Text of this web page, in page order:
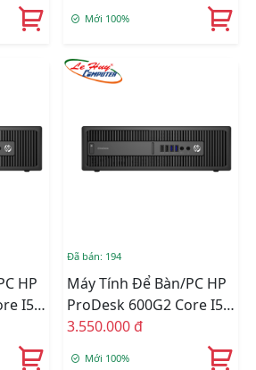
Intel H670/ 8GB/ 512GB
SSD/ Intel UHD Graphics
Mới 100%
HP
I5-
Đã bán: 194
Máy Tính Để Bàn/PC HP
ProDesk 600G2 Core I5-
6400, Ram 8GB, SSD
3.550.000 đ
Mới 100%